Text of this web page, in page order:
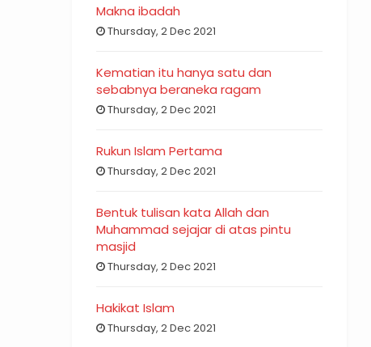
Makna ibadah
Thursday, 2 Dec 2021
Kematian itu hanya satu dan
sebabnya beraneka ragam
Thursday, 2 Dec 2021
Rukun Islam Pertama
Thursday, 2 Dec 2021
Bentuk tulisan kata Allah dan
Muhammad sejajar di atas pintu
masjid
Thursday, 2 Dec 2021
Hakikat Islam
Thursday, 2 Dec 2021